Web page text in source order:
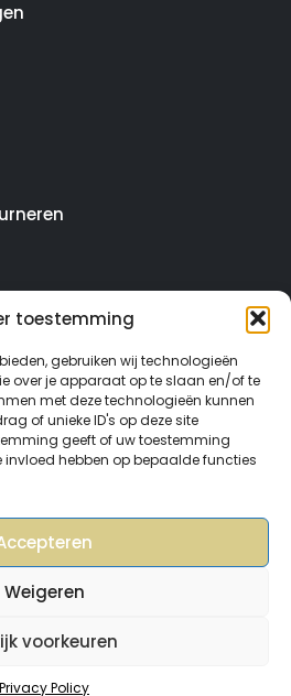
toestemming
gebruiken wij technologieën
over je apparaat op te slaan en/of te
met deze technologieën kunnen
of unieke ID's op deze site
geeft of uw toestemming
invloed hebben op bepaalde functies
Weigeren
voorkeuren
Privacy Policy
2021-2026 - In opdracht
van Lynaly.nl